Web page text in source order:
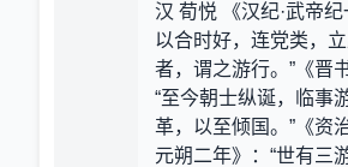
汉 荀悦 《汉纪·武帝纪
以合时好，连党类，
者，谓之游行。”《晋
“至今朝士纵诞，临事
革，以至倾国。”《资
元朔二年》：“世有三